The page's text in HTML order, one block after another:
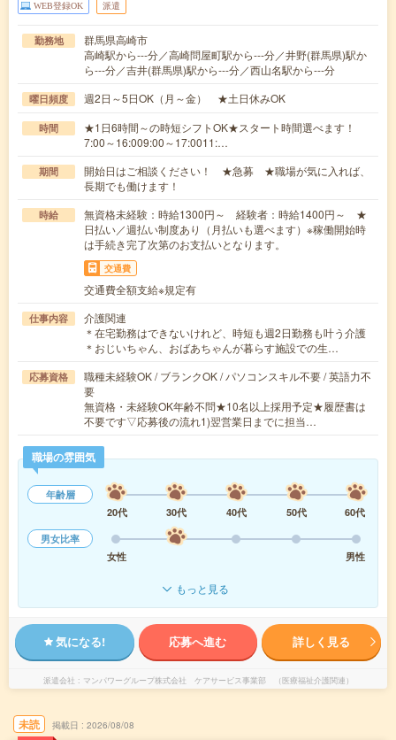
WEB登録OK 派遣
勤務地
群馬県高崎市
高崎駅から---分／高崎問屋町駅から---分／井野(群馬県)駅か
ら---分／吉井(群馬県)駅から---分／西山名駅から---分
曜日頻度 週2日～5日OK（月～金） ★土日休みOK
時間
★1日6時間～の時短シフトOK★スタート時間選べます！
7:00～16:009:00～17:0011:…
期間
開始日はご相談ください！ ★急募 ★職場が気に入れば、
長期でも働けます！
時給
無資格未経験：時給1300円～ 経験者：時給1400円～ ★
日払い／週払い制度あり（月払いも選べます）※稼働開始時
は手続き完了次第のお支払いとなります。
交通費
交通費全額支給※規定有
仕事内容
介護関連
＊在宅勤務はできないけれど、時短も週2日勤務も叶う介護
＊おじいちゃん、おばあちゃんが暮らす施設での生…
応募資格
職種未経験OK / ブランクOK / パソコンスキル不要 / 英語力不
要
無資格・未経験OK年齢不問★10名以上採用予定★履歴書は
不要です▽応募後の流れ1)翌営業日までに担当…
職場の雰囲気
年齢層
20代
30代 40代 50代
60代
男女比率
女性
男性
もっと見る
気になる! 応募へ進む 詳しく見る
派遣会社 マンパワーグループ株式会社 ケアサービス事業部 （医療福祉介護関連）
未読 掲載日 2026/08/08